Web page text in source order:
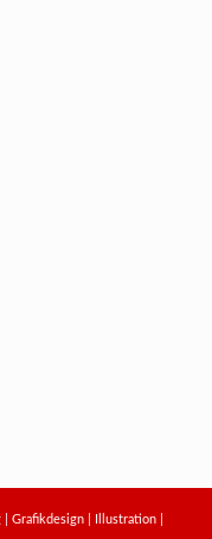
Grafikdesign | Illustration |